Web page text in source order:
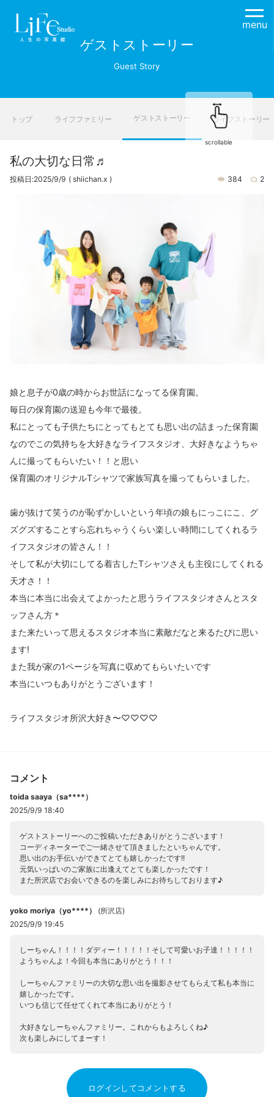
menu
ゲストストーリー
Guest Story
トップ ライフファミリー ゲストストーリー ライフストーリー
scrollable
私の大切な日常♬
投稿日:2025/9/9 ( shiichan.x ) 384 2
娘と息子が0歳の時からお世話になってる保育園。
毎日の保育園の送迎も今年で最後。
私にとっても子供たちにとってもとても思い出の詰まった保育園
なのでこの気持ちを大好きなライフスタジオ、大好きなようちゃ
んに撮ってもらいたい！！と思い
保育園のオリジナルTシャツで家族写真を撮ってもらいました。
歯が抜けて笑うのが恥ずかしいという年頃の娘もにっこにこ、グ
ズグズすることすら忘れちゃうくらい楽しい時間にしてくれるラ
イフスタジオの皆さん！！
そして私が大切にしてる着古したTシャツさえも主役にしてくれる
天才さ！！
本当に本当に出会えてよかったと思うライフスタジオさんとスタ
ッフさん方＊
また来たいって思えるスタジオ本当に素敵だなと来るたびに思い
ます!
また我が家の1ページを写真に収めてもらいたいです
本当にいつもありがとうございます！
ライフスタジオ所沢大好き〜♡♡♡♡
コメント
toida saaya（sa****）
2025/9/9 18:40
ゲストストーリーへのご投稿いただきありがとうございます！
コーディネーターでご一緒させて頂きましたといちゃんです。
思い出のお手伝いができてとても嬉しかったです!!
元気いっぱいのご家族に出逢えてとても楽しかったです！
また所沢店でお会いできるのを楽しみにお待ちしております♪
yoko moriya（yo****） (所沢店)
2025/9/9 19:45
しーちゃん！！！！ダディー！！！！！そして可愛いお子達！！！！！
ようちゃんよ！今回も本当にありがとう！！！
しーちゃんファミリーの大切な思い出を撮影させてもらえて私も本当に
嬉しかったです。
いつも信じて任せてくれて本当にありがとう！
大好きなしーちゃんファミリー。これからもよろしくね♪
次も楽しみにしてまーす！
ログインしてコメントする